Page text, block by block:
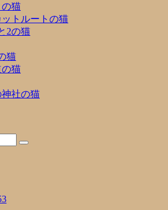
の猫
トルートの猫
2の猫
猫
の猫
社の猫